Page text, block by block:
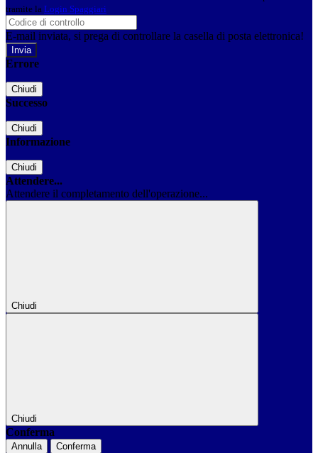
tramite la Login Spaggiari
E-mail inviata, si prega di controllare la casella di posta elettronica!
Errore
Chiudi
Successo
Chiudi
Informazione
Chiudi
Attendere...
Attendere il completamento dell'operazione...
Chiudi
Chiudi
Conferma
Annulla Conferma